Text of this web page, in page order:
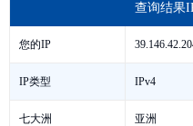
查询结果
您的IP
IP类型 IPv4
七大洲 亚洲